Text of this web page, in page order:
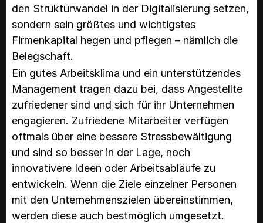
den Strukturwandel in der Digitalisierung setzen,
sondern sein größtes und wichtigstes
Firmenkapital hegen und pflegen – nämlich die
Belegschaft.
Ein gutes Arbeitsklima und ein unterstützendes
Management tragen dazu bei, dass Angestellte
zufriedener sind und sich für ihr Unternehmen
engagieren. Zufriedene Mitarbeiter verfügen
oftmals über eine bessere Stressbewältigung
und sind so besser in der Lage, noch
innovativere Ideen oder Arbeitsabläufe zu
entwickeln. Wenn die Ziele einzelner Personen
mit den Unternehmenszielen übereinstimmen,
werden diese auch bestmöglich umgesetzt.